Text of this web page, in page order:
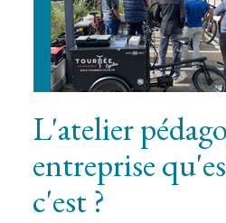
L'atelier
entreprise
c'est ?